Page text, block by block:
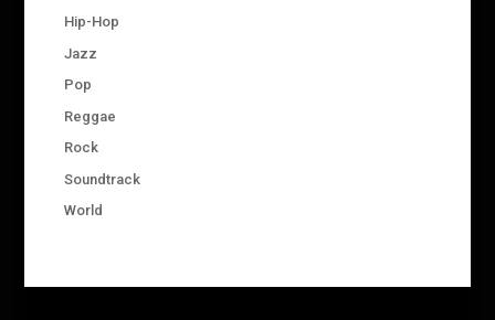
Hip-Hop
Jazz
Pop
Reggae
Rock
Soundtrack
World